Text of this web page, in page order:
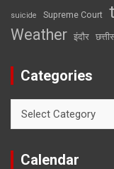
suicide Supreme Court
Weather इंदौर
Categories
Calendar